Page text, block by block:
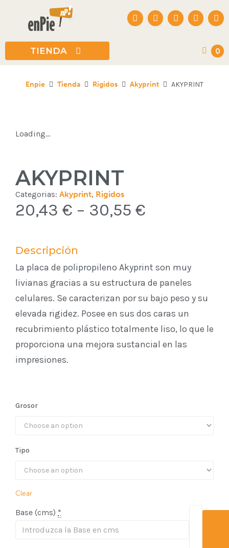
TIENDA 0
Enpie Tienda Rigidos Akyprint AKYPRINT
Loading...
AKYPRINT
Categorias: Akyprint, Rigidos
20,43 € – 30,55 €
Descripción
La placa de polipropileno Akyprint son muy
livianas gracias a su estructura de paneles
celulares. Se caracterizan por su bajo peso y su
elevada rigidez. Posee en sus dos caras un
recubrimiento plástico totalmente liso, lo que le
proporciona una mejora sustancial en las
impresiones.
Grosor
Tipo
Clear
Base (cms) *
Rigidos
Ecológicos
Expositores